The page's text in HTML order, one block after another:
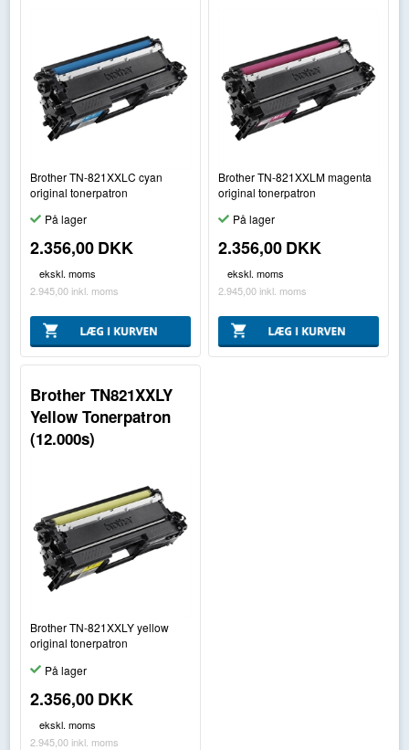
Brother TN-821XXLC cyan
original tonerpatron
På lager
2.356,00DKK
ekskl. moms
2.945,00 inkl. moms
Brother TN-821XXLM magenta
original tonerpatron
På lager
2.356,00DKK
ekskl. moms
2.945,00 inkl. moms
Brother TN821XXLY
Yellow Tonerpatron
(12.000s)
Brother TN-821XXLY yellow
original tonerpatron
På lager
2.356,00DKK
ekskl. moms
2.945,00 inkl. moms